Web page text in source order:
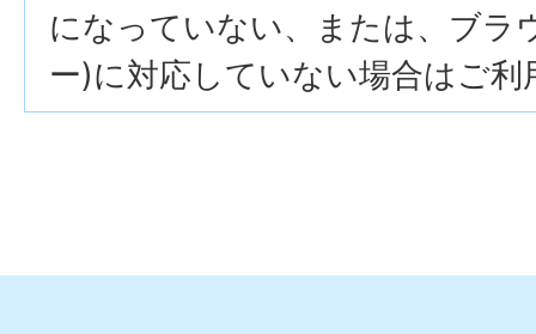
になっていない、または、ブラ
ー)に対応していない場合はご利